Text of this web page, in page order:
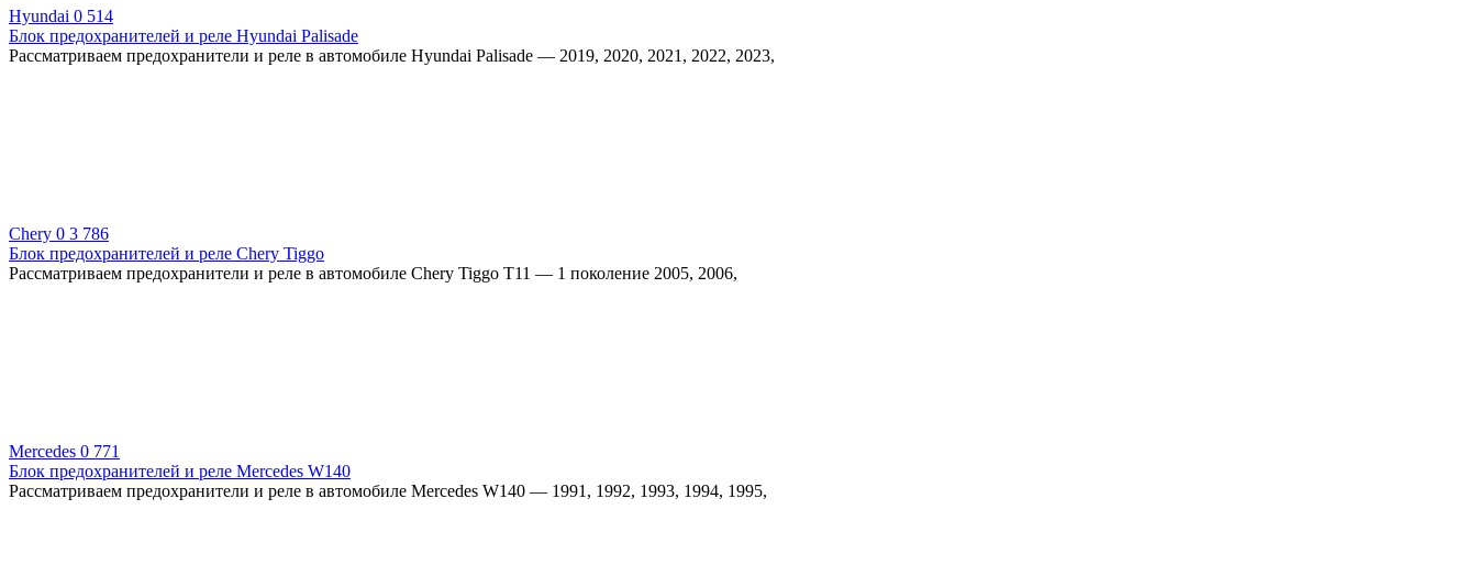
Hyundai 0 514
Блок предохранителей и реле Hyundai Palisade
Рассматриваем предохранители и реле в автомобиле Hyundai Palisade — 2019, 2020, 2021, 2022, 2023,
Chery 0 3 786
Блок предохранителей и реле Chery Tiggo
Рассматриваем предохранители и реле в автомобиле Chery Tiggo T11 — 1 поколение 2005, 2006,
Mercedes 0 771
Блок предохранителей и реле Mercedes W140
Рассматриваем предохранители и реле в автомобиле Mercedes W140 — 1991, 1992, 1993, 1994, 1995,